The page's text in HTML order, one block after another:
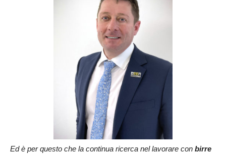
Ed è per questo che la continua ricerca nel lavorare con birre